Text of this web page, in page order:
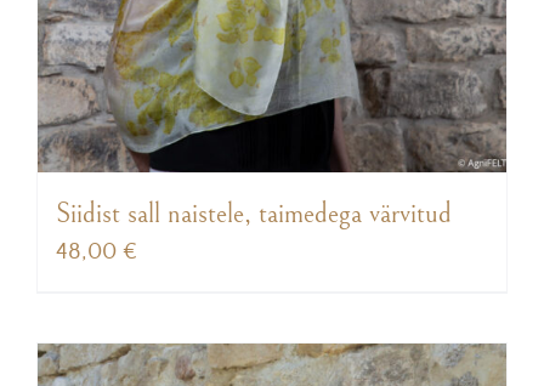
Siidist sall naistele, taimedega värvitud
48,00 €